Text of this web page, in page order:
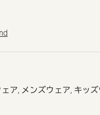
ア, メンズウェア, キッズ